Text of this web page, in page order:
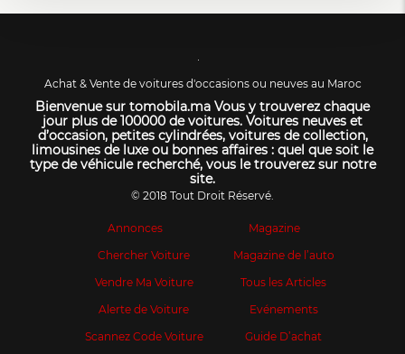
Achat & Vente de voitures d'occasions ou neuves au Maroc
Bienvenue sur tomobila.ma Vous y trouverez chaque
jour plus de 100000 de voitures. Voitures neuves et
d’occasion, petites cylindrées, voitures de collection,
limousines de luxe ou bonnes affaires : quel que soit le
type de véhicule recherché, vous le trouverez sur notre
site.
© 2018 Tout Droit Réservé.
Annonces
Chercher Voiture
Vendre Ma Voiture
Alerte de Voiture
Scannez Code Voiture
Magazine
Magazine de l’auto
Tous les Articles
Evénements
Guide D’achat